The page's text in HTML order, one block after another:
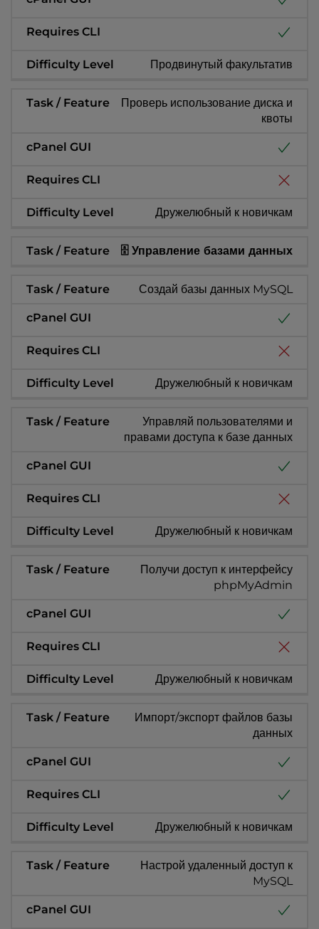
Продвинутый факультатив
Проверь использование диска и
квоты
Дружелюбный к новичкам
🗄️ Управление базами данных
Создай базы данных MySQL
Дружелюбный к новичкам
Управляй пользователями и
правами доступа к базе данных
Дружелюбный к новичкам
Получи доступ к интерфейсу
phpMyAdmin
Дружелюбный к новичкам
Импорт/экспорт файлов базы
данных
Дружелюбный к новичкам
Настрой удаленный доступ к
MySQL